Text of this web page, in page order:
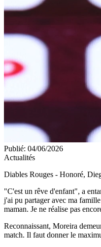
Publié: 04/06/2026
Actualités
Diables Rouges - Honoré,
"C'est un rêve d'enfant", a
j'ai pu partager avec ma
maman. Je ne réalise pas
Reconnaissant, Moreira
match. Il faut donner le